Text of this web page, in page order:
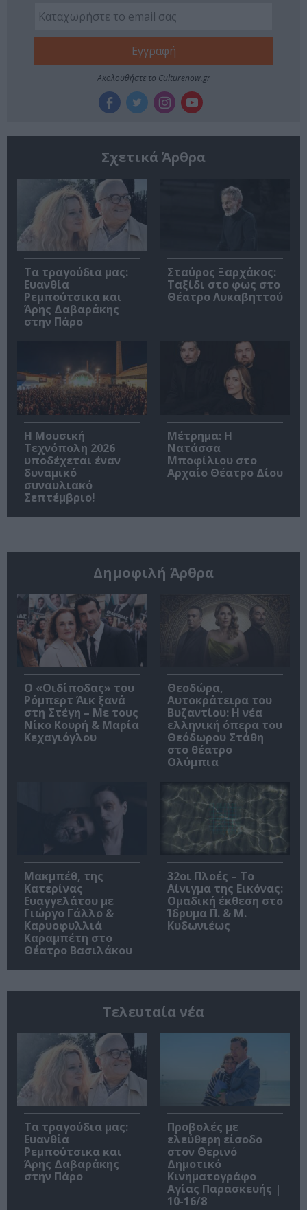
Ακολουθήστε το Culturenow.gr
Σχετικά Άρθρα
Τα τραγούδια μας:
Ευανθία
Ρεμπούτσικα και
Άρης Δαβαράκης
στην Πάρο
Σταύρος Ξαρχάκος:
Ταξίδι στο φως στο
Θέατρο Λυκαβηττού
Η Μουσική
Τεχνόπολη 2026
υποδέχεται έναν
δυναμικό
συναυλιακό
Σεπτέμβριο!
Μέτρημα: Η
Νατάσσα
Μποφίλιου στο
Αρχαίο Θέατρο Δίου
Δημοφιλή Άρθρα
O «Οιδίποδας» του
Ρόμπερτ Άικ ξανά
στη Στέγη – Με τους
Νίκο Κουρή & Μαρία
Κεχαγιόγλου
Θεοδώρα,
Αυτοκράτειρα του
Βυζαντίου: Η νέα
ελληνική όπερα του
Θεόδωρου Στάθη
στο θέατρο
Ολύμπια
Μακμπέθ, της
Κατερίνας
Ευαγγελάτου με
Γιώργο Γάλλο &
Καρυοφυλλιά
Καραμπέτη στο
Θέατρο Βασιλάκου
32οι Πλοές – Το
Αίνιγμα της Εικόνας:
Ομαδική έκθεση στο
Ίδρυμα Π. & Μ.
Κυδωνιέως
Τελευταία νέα
Τα τραγούδια μας:
Ευανθία
Ρεμπούτσικα και
Άρης Δαβαράκης
στην Πάρο
Προβολές με
ελεύθερη είσοδο
στον Θερινό
Δημοτικό
Κινηματογράφο
Αγίας Παρασκευής |
10-16/8